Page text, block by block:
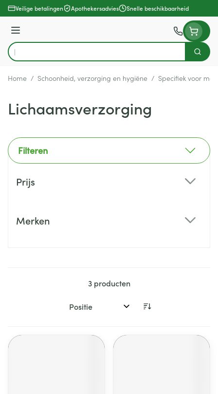
Ga naar de inhoud
Veilige betalingen Apothekersadvies Snelle beschikbaarheid
Menu
Product, merk, categorie...
Zoek
Home / Schoonheid, verzorging en hygiëne / Specifiek voor
Lichaamsverzorging
Filteren
Prijs
Merken
3producten
Sorteer op: